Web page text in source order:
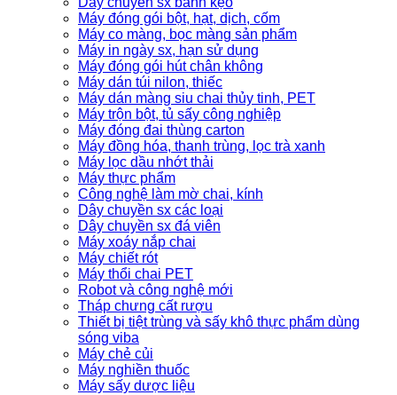
Máy đóng gói bột, hạt, dịch, cốm
Máy co màng, bọc màng sản phẩm
Máy in ngày sx, hạn sử dụng
Máy đóng gói hút chân không
Máy dán túi nilon, thiếc
Máy dán màng siu chai thủy tinh, PET
Máy trộn bột, tủ sấy công nghiệp
Máy đóng đai thùng carton
Máy đồng hóa, thanh trùng, lọc trà xanh
Máy lọc dầu nhớt thải
Máy thực phẩm
Công nghệ làm mờ chai, kính
Dây chuyền sx các loại
Dây chuyền sx đá viên
Máy xoáy nắp chai
Máy chiết rót
Máy thổi chai PET
Robot và công nghệ mới
Tháp chưng cất rượu
Thiết bị tiệt trùng và sấy khô thực phẩm dùng
sóng viba
Máy chẻ củi
Máy nghiền thuốc
Máy sấy dược liệu